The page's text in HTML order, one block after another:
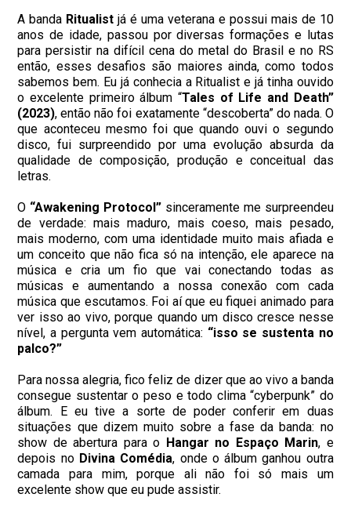
A banda Ritualistjá é uma veterana e possui mais de 10
anos de idade, passou por diversas formações e lutas
para persistir na difícil cena do metal do Brasil e no RS
então, esses desafios são maiores ainda, como todos
sabemos bem. Eu já conhecia a Ritualist e já tinha ouvido
o excelente primeiro álbum “Tales of Life and Death”
(2023), então não foi exatamente “descoberta” do nada. O
que aconteceu mesmo foi que quando ouvi o segundo
disco, fui surpreendido por uma evolução absurda da
qualidade de composição, produção e conceitual das
letras.
O “Awakening Protocol” sinceramente me surpreendeu
de verdade: mais maduro, mais coeso, mais pesado,
mais moderno, com uma identidade muito mais afiada e
um conceito que não fica só na intenção, ele aparece na
música e cria um fio que vai conectando todas as
músicas e aumentando a nossa conexão com cada
música que escutamos. Foi aí que eu fiquei animado para
ver isso ao vivo, porque quando um disco cresce nesse
nível, a pergunta vem automática: “isso se sustenta no
palco?”
Para nossa alegria, fico feliz de dizer que ao vivo a banda
consegue sustentar o peso e todo clima “cyberpunk” do
álbum. E eu tive a sorte de poder conferir em duas
situações que dizem muito sobre a fase da banda: no
show de abertura para o Hangar no Espaço Marin, e
depois no Divina Comédia, onde o álbum ganhou outra
camada para mim, porque ali não foi só mais um
excelente show que eu pude assistir.